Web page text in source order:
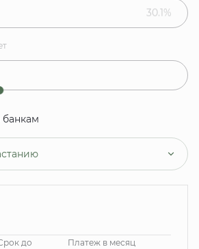
30.1%
банкам
до Платеж в месяц